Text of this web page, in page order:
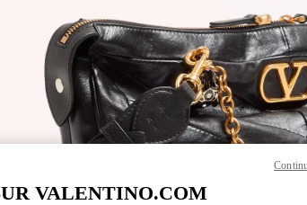
Link
VALENTINO.COM